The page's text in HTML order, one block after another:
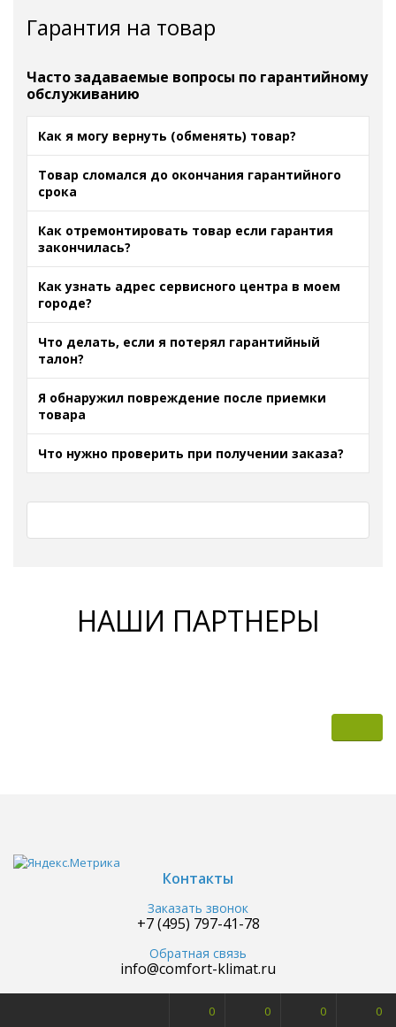
Гарантия на товар
Часто задаваемые вопросы по гарантийному
обслуживанию
Как я могу вернуть (обменять) товар?
Товар сломался до окончания гарантийного
срока
Как отремонтировать товар если гарантия
закончилась?
Как узнать адрес сервисного центра в моем
городе?
Что делать, если я потерял гарантийный
талон?
Я обнаружил повреждение после приемки
товара
Что нужно проверить при получении заказа?
НАШИ ПАРТНЕРЫ
Контакты
Заказать звонок
+7 (495) 797-41-78
Обратная связь
info@comfort-klimat.ru
0 0 0 0